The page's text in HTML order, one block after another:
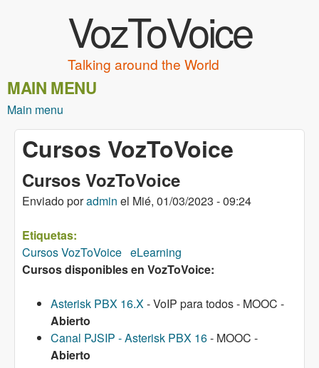
VozToVoice
Talking around the World
MAIN MENU
Main menu
Cursos VozToVoice
Cursos VozToVoice
Enviado poradmin el Mié, 01/03/2023 - 09:24
Etiquetas:
Cursos VozToVoice eLearning
Cursos disponibles en VozToVoice:
Asterisk PBX 16.X- VoIP para todos - MOOC -
Abierto
Canal PJSIP - Asterisk PBX 16- MOOC -
Abierto